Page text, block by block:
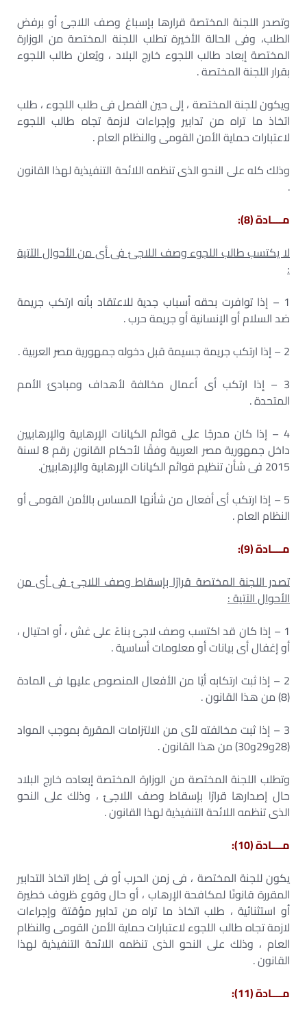
وتصدر اللجنة المختصة قرارها بإسباغ وصف اللاجئ أو برفض
الطلب، وفى الحالة الأخيرة تطلب اللجنة المختصة من الوزارة
المختصة إبعاد طالب اللجوء خارج البلاد ، ويُعلن طالب اللجوء
بقرار اللجنة المختصة .
ويكون للجنة المختصة ، إلى حين الفصل فى طلب اللجوء ، طلب
اتخاذ ما تراه من تدابير وإجراءات لازمة تجاه طالب اللجوء
لاعتبارات حماية الأمن القومى والنظام العام .
وذلك كله على النحو الذى تنظمه اللائحة التنفيذية لهذا القانون
.
مــــادة (8):
لا يكتسب طالب اللجوء وصف اللاجئ فى أى من الأحوال الآتية
:
1 – إذا توافرت بحقه أسباب جدية للاعتقاد بأنه ارتكب جريمة
ضد السلام أو الإنسانية أو جريمة حرب .
2 – إذا ارتكب جريمة جسيمة قبل دخوله جمهورية مصر العربية .
3 – إذا ارتكب أى أعمال مخالفة لأهداف ومبادئ الأمم
المتحدة .
4 – إذا كان مدرجًا على قوائم الكيانات الإرهابية والإرهابيين
داخل جمهورية مصر العربية وفقًا لأحكام القانون رقم 8 لسنة
2015 فى شأن تنظيم قوائم الكيانات الإرهابية والإرهابيين.
5 – إذا ارتكب أى أفعال من شأنها المساس بالأمن القومى أو
النظام العام .
مــــادة (9):
تصدر اللجنة المختصة قرارًا بإسقاط وصف اللاجئ فى أى من
الأحوال الآتية :
1 – إذا كان قد اكتسب وصف لاجئ بناءً على غش ، أو احتيال ،
أو إغفال أى بيانات أو معلومات أساسية .
2 – إذا ثبت ارتكابه أيًا من الأفعال المنصوص عليها فى المادة
(8) من هذا القانون .
3 – إذا ثبت مخالفته لأى من الالتزامات المقررة بموجب المواد
(28و29و30) من هذا القانون .
وتطلب اللجنة المختصة من الوزارة المختصة إبعاده خارج البلاد
حال إصدارها قرارًا بإسقاط وصف اللاجئ ، وذلك على النحو
الذى تنظمه اللائحة التنفيذية لهذا القانون .
مــــادة (10):
يكون للجنة المختصة ، فى زمن الحرب أو فى إطار اتخاذ التدابير
المقررة قانونًا لمكافحة الإرهاب ، أو حال وقوع ظروف خطيرة
أو استثنائية ، طلب اتخاذ ما تراه من تدابير مؤقتة وإجراءات
لازمة تجاه طالب اللجوء لاعتبارات حماية الأمن القومى والنظام
العام ، وذلك على النحو الذى تنظمه اللائحة التنفيذية لهذا
القانون .
مــــادة (11):